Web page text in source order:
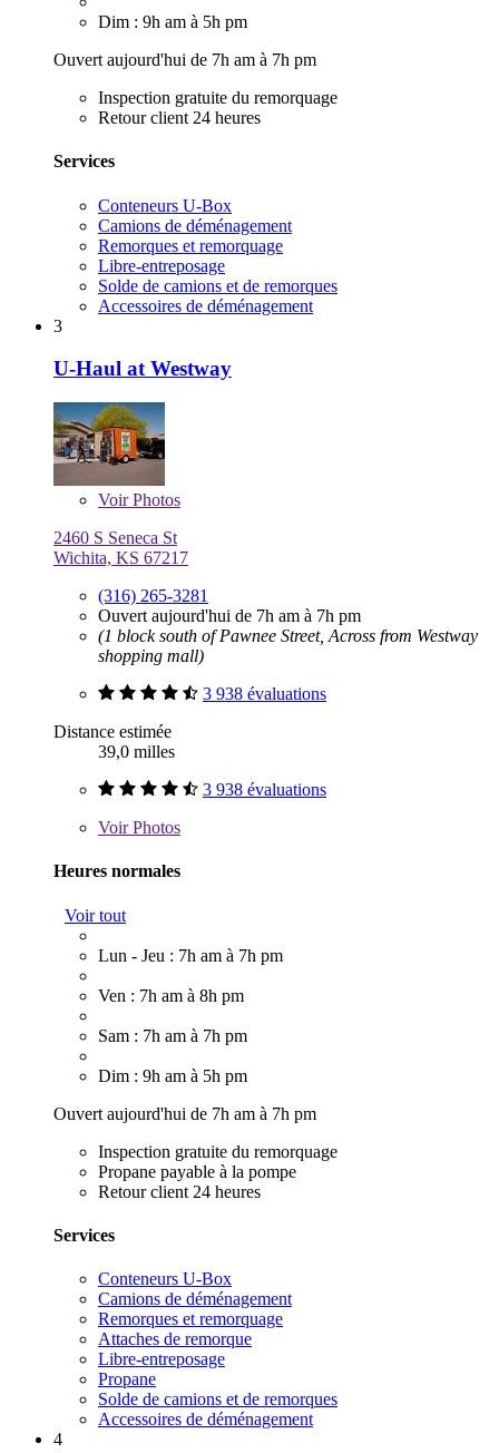
Dim : 9h am à 5h pm
Ouvert aujourd'hui de 7h am à 7h pm
Inspection gratuite du remorquage
Retour client 24 heures
Services
Conteneurs U-Box
Camions de déménagement
Remorques et remorquage
Libre-entreposage
Solde de camions et de remorques
Accessoires de déménagement
3
U-Haul at Westway
VoirPhotos
2460 S Seneca St
Wichita, KS 67217
(316) 265-3281
Ouvert aujourd'hui de 7h am à 7h pm
(1 block south of Pawnee Street, Across from Westway
shopping mall)
3 938 évaluations
Distance estimée
39,0 milles
3 938 évaluations
VoirPhotos
Heures normales
Voir tout
Lun - Jeu : 7h am à 7h pm
Ven : 7h am à 8h pm
Sam : 7h am à 7h pm
Dim : 9h am à 5h pm
Ouvert aujourd'hui de 7h am à 7h pm
Inspection gratuite du remorquage
Propane payable à la pompe
Retour client 24 heures
Services
Conteneurs U-Box
Camions de déménagement
Remorques et remorquage
Attaches de remorque
Libre-entreposage
Propane
Solde de camions et de remorques
Accessoires de déménagement
4